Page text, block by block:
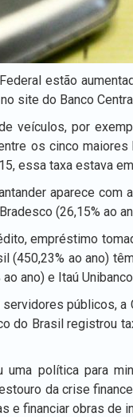
estão
site do Banco
veículos, por
os cinco
essa taxa estava
aparece com
(26,15% ao
empréstimo
(450,23% ao ano)
ano) e Itaú
públicos, a
do Brasil registrou
uma política para
da crise
e financiar obras de